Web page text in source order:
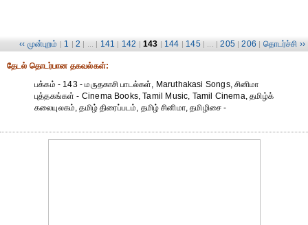
‹‹ முன்புறம் | 1 | 2 | ... | 141 | 142 | 143 | 144 | 145 | ... | 205 | 206 | தொடர்ச்சி ››
தேட‌ல் தொட‌ர்பான தகவ‌ல்க‌ள்:
பக்கம் - 143 - மருதகாசி பாடல்கள், Maruthakasi Songs, சினிமா
புத்தகங்கள் - Cinema Books, Tamil Music, Tamil Cinema, தமிழ்க்
கலையுலகம், தமிழ் திரைப்படம், தமிழ் சினிமா, தமிழிசை -